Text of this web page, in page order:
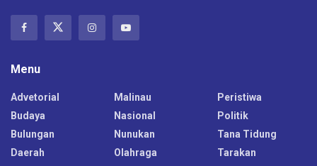
Menu
Advetorial
Budaya
Bulungan
Daerah
Malinau
Nasional
Nunukan
Olahraga
Peristiwa
Politik
Tana Tidung
Tarakan